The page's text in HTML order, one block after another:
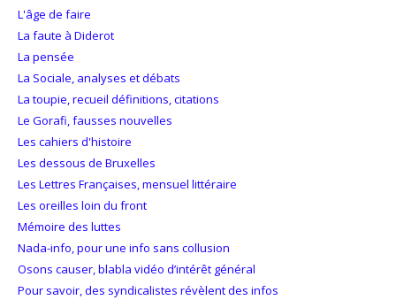
L'âge de faire
La faute à Diderot
La pensée
La Sociale, analyses et débats
La toupie, recueil définitions, citations
Le Gorafi, fausses nouvelles
Les cahiers d'histoire
Les dessous de Bruxelles
Les Lettres Françaises, mensuel littéraire
Les oreilles loin du front
Mémoire des luttes
Nada-info, pour une info sans collusion
Osons causer, blabla vidéo d’intérêt général
Pour savoir, des syndicalistes révèlent des infos